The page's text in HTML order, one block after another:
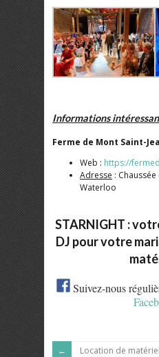
Informations
Ferme de Mont Saint-
Web : https://
Adresse :
Waterloo
STARNIGHT :
DJ pour votre
Suivez-nous
Location de